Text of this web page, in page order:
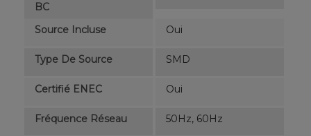
BC
Source Incluse Oui
Type De Source SMD
Certifié ENEC Oui
Fréquence Réseau 50Hz, 60Hz